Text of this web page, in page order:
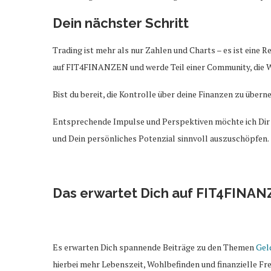
Dein nächster Schritt
Trading ist mehr als nur Zahlen und Charts – es ist eine
auf FIT4FINANZEN und werde Teil einer Community,
Bist du bereit, die Kontrolle über deine Finanzen zu
Entsprechende Impulse und Perspektiven möchte ich
und Dein persönliches Potenzial sinnvoll auszuschöpfen.
Das erwartet Dich auf
Es erwarten Dich spannende Beiträge zu den Themen
hierbei mehr Lebenszeit, Wohlbefinden und finanzielle